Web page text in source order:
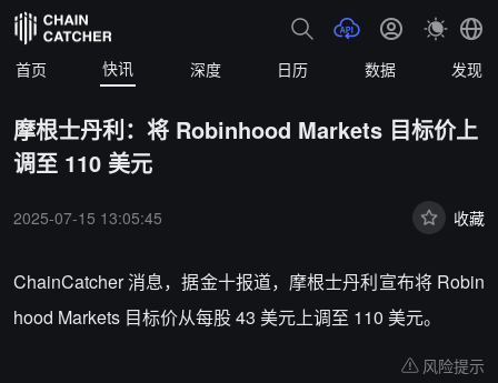
首页 快讯 深度 日历 数据 发现
摩根士丹利：将 Robinhood Markets 目标价上
调至 110 美元
2025-07-15 13:05:45 收藏
ChainCatcher 消息，据金十报道，摩根士丹利宣布将 Robin
hood Markets 目标价从每股 43 美元上调至 110 美元。
风险提示